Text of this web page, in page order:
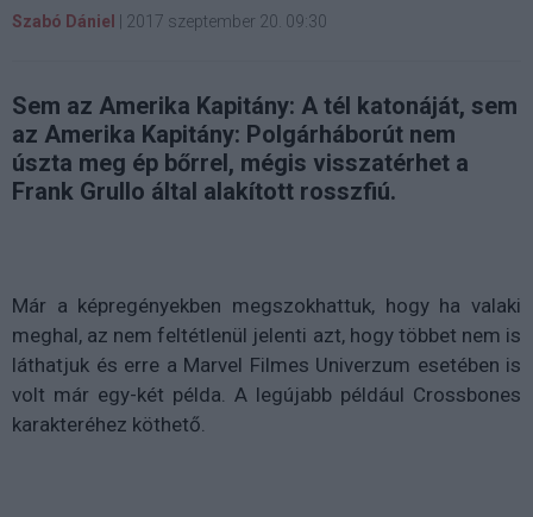
Szabó Dániel 2017 szeptember 20. 09:30
Sem az Amerika Kapitány: A tél katonáját, sem
az Amerika Kapitány: Polgárháborút nem
úszta meg ép bőrrel, mégis visszatérhet a
Frank Grullo által alakított rosszfiú.
Már a képregényekben megszokhattuk, hogy ha valaki
meghal, az nem feltétlenül jelenti azt, hogy többet nem is
láthatjuk és erre a Marvel Filmes Univerzum esetében is
volt már egy-két példa. A legújabb például Crossbones
karakteréhez köthető.